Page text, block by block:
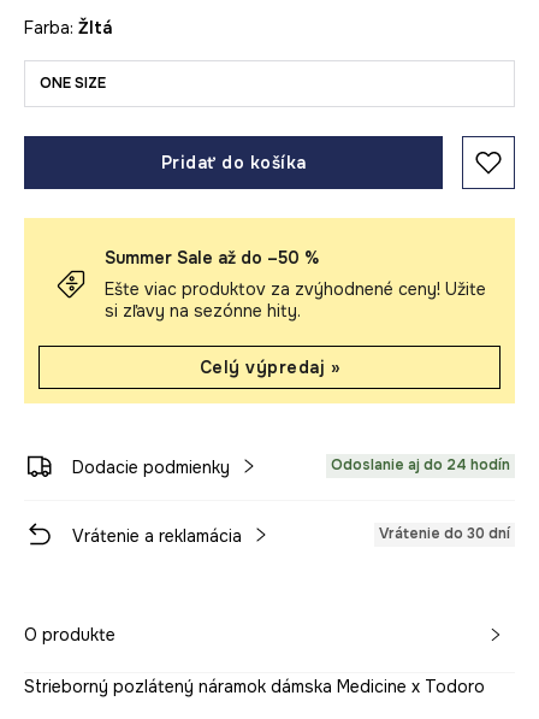
Farba: žltá
ONE SIZE
Pridať do košíka
Summer Sale až do –50 %
Ešte viac produktov za zvýhodnené ceny! Užite
si zľavy na sezónne hity.
Celý výpredaj »
Dodacie podmienky Odoslanie aj do 24 hodín
Vrátenie a reklamácia Vrátenie do 30 dní
O produkte
Strieborný pozlátený náramok dámska Medicine x Todoro